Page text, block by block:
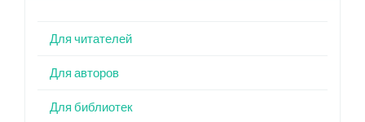
Для читателей
Для авторов
Для библиотек